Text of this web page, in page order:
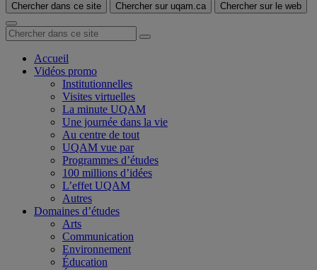
Chercher dans ce site Chercher sur uqam.ca Chercher sur le web
Accueil
Vidéos promo
Institutionnelles
Visites virtuelles
La minute UQAM
Une journée dans la vie
Au centre de tout
UQAM vue par
Programmes d’études
100 millions d’idées
L’effet UQAM
Autres
Domaines d’études
Arts
Communication
Environnement
Éducation